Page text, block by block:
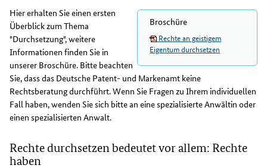
Broschüre
Rechte an geistigem
Eigentum durchsetzen
Hier erhalten Sie einen ersten
Überblick zum Thema
"Durchsetzung", weitere
Informationen finden Sie in
unserer Broschüre. Bitte beachten
Sie, dass das Deutsche Patent- und Markenamt keine
Rechtsberatung durchführt. Wenn Sie Fragen zu Ihrem individuellen
Fall haben, wenden Sie sich bitte an eine spezialisierte Anwältin oder
einen spezialisierten Anwalt.
Rechte durchsetzen bedeutet vor allem: Rechte
haben